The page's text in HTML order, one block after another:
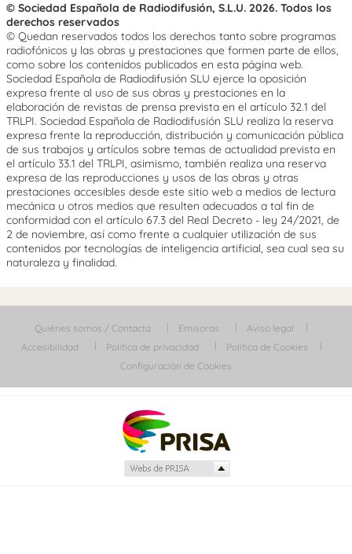
© Sociedad Española de Radiodifusión, S.L.U. 2026. Todos los
derechos reservados
© Quedan reservados todos los derechos tanto sobre programas
radiofónicos y las obras y prestaciones que formen parte de ellos,
como sobre los contenidos publicados en esta página web.
Sociedad Española de Radiodifusión SLU ejerce la oposición
expresa frente al uso de sus obras y prestaciones en la
elaboración de revistas de prensa prevista en el artículo 32.1 del
TRLPI. Sociedad Española de Radiodifusión SLU realiza la reserva
expresa frente la reproducción, distribución y comunicación pública
de sus trabajos y artículos sobre temas de actualidad prevista en
el artículo 33.1 del TRLPI, asimismo, también realiza una reserva
expresa de las reproducciones y usos de las obras y otras
prestaciones accesibles desde este sitio web a medios de lectura
mecánica u otros medios que resulten adecuados a tal fin de
conformidad con el artículo 67.3 del Real Decreto - ley 24/2021, de
2 de noviembre, así como frente a cualquier utilización de sus
contenidos por tecnologías de inteligencia artificial, sea cual sea su
naturaleza y finalidad.
Quiénes somos / Contacta Emisoras
Aviso legal
Accesibilidad
Política de privacidad
Política de Cookies
Configuración de Cookies